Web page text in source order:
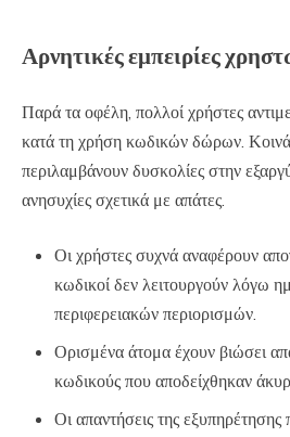
Αρνητικές εμπειρίες
Παρά τα οφέλη, πολλοί χρήστες
κατά τη χρήση κωδικών δώρων.
περιλαμβάνουν δυσκολίες στην
ανησυχίες σχετικά με απάτες.
Οι χρήστες συχνά αναφέρουν
κωδικοί δεν λειτουργούν λόγω
περιφερειακών περιορισμών.
Ορισμένα άτομα έχουν βιώσει
κωδικούς που αποδείχθηκαν
Οι απαντήσεις της